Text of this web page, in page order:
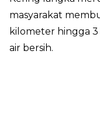
masyarakat
kilometer hingga
air bersih.